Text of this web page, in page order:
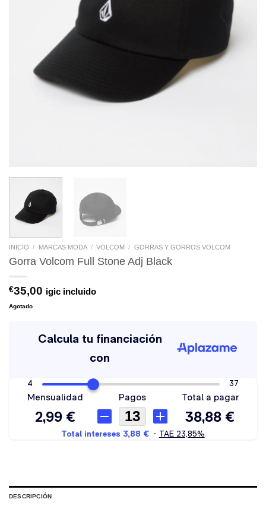
INICIO / MARCAS MODA / VOLCOM / GORRAS Y GORROS VOLCOM
Gorra Volcom Full Stone Adj Black
€35,00 igic incluido
Agotado
DESCRIPCIÓN